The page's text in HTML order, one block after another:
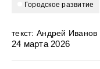
городское развитие
24 марта 2026
текст: Андрей Иванов